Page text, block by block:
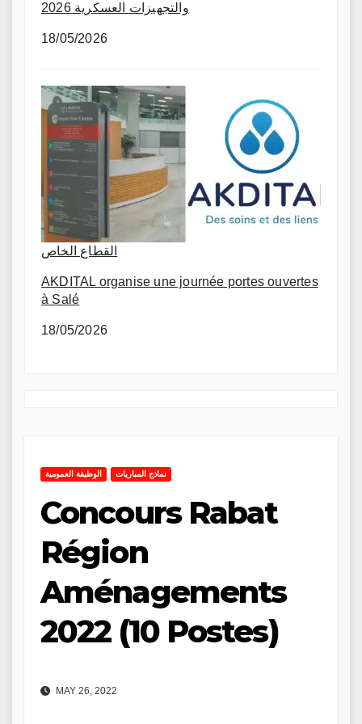
والتجهيزات العسكرية 2026
18/05/2026
القطاع الخاص
AKDITAL organise une journée portes ouvertes
à Salé
18/05/2026
الوظيفة العمومية نماذج المباريات
Concours Rabat
Région
Aménagements
2022 (10 Postes)
MAY 26, 2022